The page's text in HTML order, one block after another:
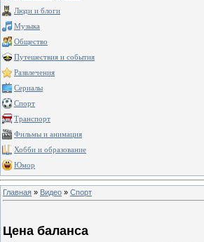
Люди и блоги
Музыка
Общество
Путешествия и события
Развлечения
Сериалы
Спорт
Транспорт
Фильмы и анимация
Хобби и образование
Юмор
Главная » Видео » Спорт
Цена баланса